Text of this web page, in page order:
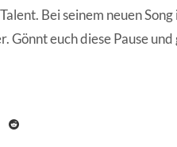
Bei seinem neuen
euch diese Pause und